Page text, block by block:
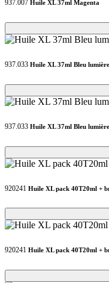
937.007 Huile XL 37ml Magenta
Loading...
Loading...
937.033 Huile XL 37ml Bleu lumière
Loading...
Loading...
937.033 Huile XL 37ml Bleu lumière
Loading...
Loading...
920241 Huile XL pack 40T20ml +
Loading...
Loading...
920241 Huile XL pack 40T20ml +
Loading...
Loading...